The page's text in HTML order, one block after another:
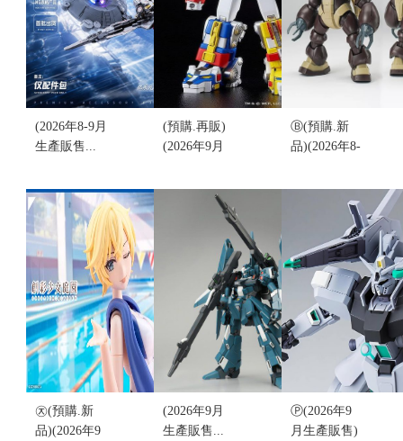
軍 不含特典
卡片 (不挑盒
況)
售價:1250
售價:1700
(不挑盒況)
售價:0
(2026年8-9月
生產販售...
力 非凡號
1/100 宙斯魅
影 飛行背包
配件包 豪華
版帶燈 不含
鋼彈主體 組
裝模型 (不挑
盒況)
售價:1690
(預購.再販)
(2026年9月
結單)代理版
MODEROID
GOLION 聖
戰士 組裝模
型 再版 (不
挑盒況)
售價:0
Ⓑ(預購.新
品)(2026年8-
售)乖乖模玩
1/100 雷霆嘎
巴 雙機體套
裝 雷霆組裝
模型系列 組
裝模型(不挑
盒況)
售價:670
㉨(預購.新
品)(2026年9
(2026年9月
生產販售...
Ⓟ(2026年9
月生產販售)